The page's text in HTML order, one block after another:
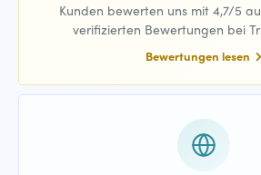
Kunden bewerten uns mit 4,7/5
verifizierten Bewertungen bei
Bewertungen lesen